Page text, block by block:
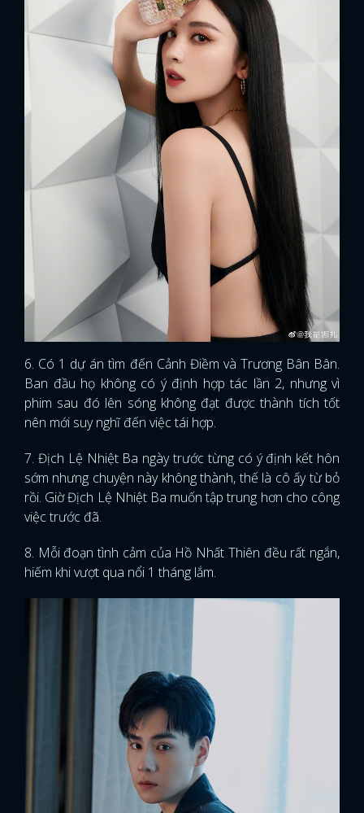
6. Có 1 dự án tìm đến Cảnh Điềm và Trương Bân Bân.
Ban đầu họ không có ý định hợp tác lần 2, nhưng vì
phim sau đó lên sóng không đạt được thành tích tốt
nên mới suy nghĩ đến việc tái hợp.
7. Địch Lệ Nhiệt Ba ngày trước từng có ý định kết hôn
sớm nhưng chuyện này không thành, thế là cô ấy từ bỏ
rồi. Giờ Địch Lệ Nhiệt Ba muốn tập trung hơn cho công
việc trước đã.
8. Mỗi đoạn tình cảm của Hồ Nhất Thiên đều rất ngắn,
hiếm khi vượt qua nổi 1 tháng lắm.